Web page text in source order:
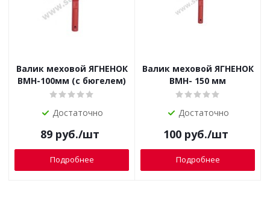
Валик меховой ЯГНЕНОК
ВМН-100мм (с бюгелем)
Достаточно
89руб./шт
Подробнее
Валик меховой ЯГНЕНОК
ВМН- 150 мм
Достаточно
100руб./шт
Подробнее